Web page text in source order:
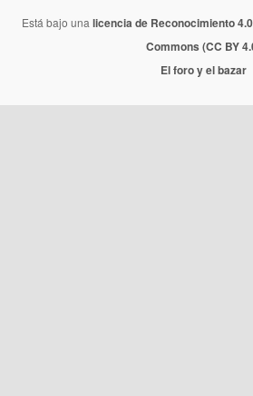
Está bajo una licencia de Reconocimiento
Commons (CC BY
El foro y el bazar